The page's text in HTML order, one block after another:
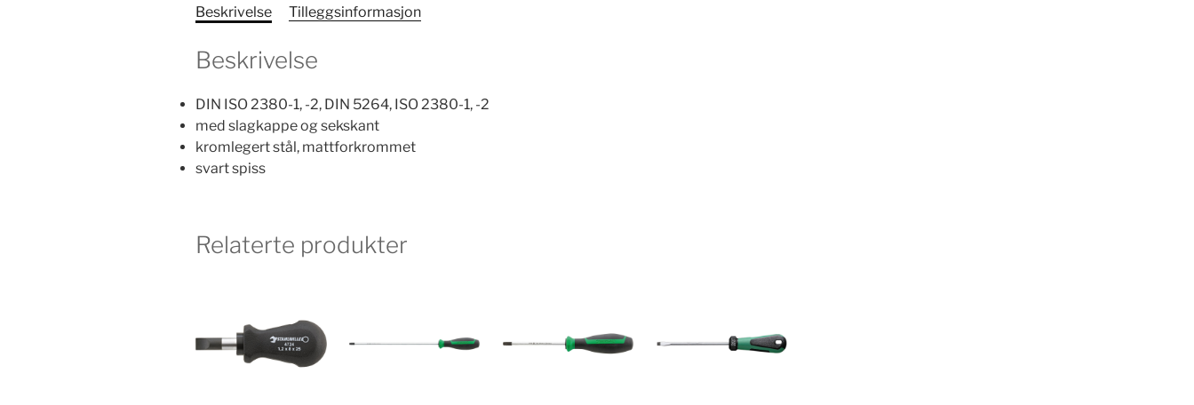
Beskrivelse Tilleggsinformasjon
Beskrivelse
DIN ISO 2380-1, -2, DIN 5264, ISO 2380-1, -2
med slagkappe og sekskant
kromlegert stål, mattforkrommet
svart spiss
Relaterte produkter